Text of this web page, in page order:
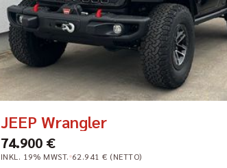
JEEP Wrangler
74.900 €
INKL. 19% MWST. 62.941 € (NETTO)